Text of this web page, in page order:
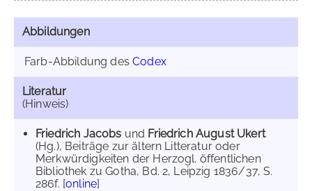
Abbildungen
Farb-Abbildung desCodex
Literatur
(Hinweis)
Friedrich Jacobs und Friedrich August Ukert
(Hg.), Beiträge zur ältern Litteratur oder
Merkwürdigkeiten der Herzogl. öffentlichen
Bibliothek zu Gotha, Bd. 2, Leipzig 1836/37, S.
286f. [online]